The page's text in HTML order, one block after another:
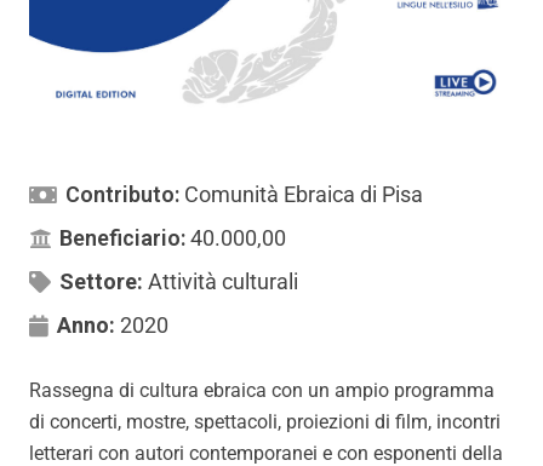
Contributo: Comunità Ebraica di Pisa
Beneficiario:40.000,00
Settore: Attività culturali
Anno: 2020
Rassegna di cultura ebraica con un ampio programma
di concerti, mostre, spettacoli, proiezioni di film, incontri
letterari con autori contemporanei e con esponenti della